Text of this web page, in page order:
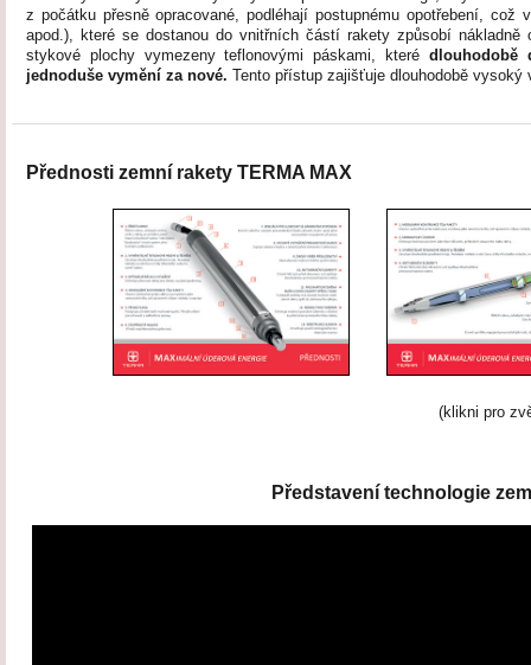
z počátku přesně opracované, podléhají postupnému opotřebení,
apod.), které se dostanou do vnitřních částí rakety způsobí
stykové plochy vymezeny teflonovými páskami, které dlouhodobě
jednoduše vymění za nové. Tento přístup zajišťuje dlouhodobě
Přednosti zemní rakety TERMA MAX
(klikni pro
Představení technologie